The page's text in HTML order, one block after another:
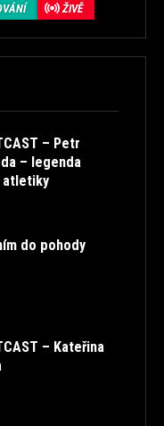
ŽIVĚ
– Petr
– legenda
atletiky
do pohody
– Kateřina